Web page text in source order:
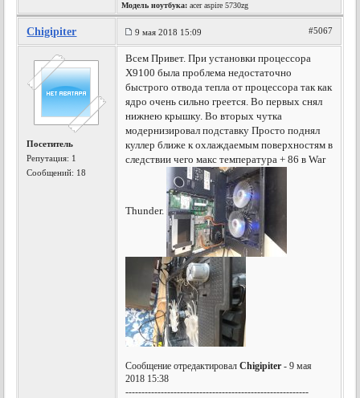
Модель ноутбука: acer aspire 5730zg
Chigipiter 9 мая 2018 15:09 #5067
Посетитель
Репутация: 1
Сообщений: 18
Всем Привет. При установки процессора
Х9100 была проблема недостаточно
быстрого отвода тепла от процессора так как
ядро очень сильно греется. Во первых снял
нижнею крышку. Во вторых чутка
модернизировал подставку Просто поднял
куллер ближе к охлаждаемым поверхностям в
следствии чего макс температура + 86 в War
Thunder.
Сообщение отредактировалChigipiter - 9 мая
2018 15:38
---------------------------------------------------------